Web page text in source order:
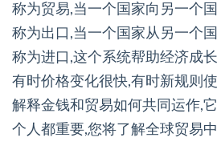
称为贸易,当一个国家向另一个
称为出口,当一个国家从另一个
称为进口,这个系统帮助经济成
有时价格变化很快,有时新规则
解释金钱和贸易如何共同运作,
个人都重要,您将了解全球贸易